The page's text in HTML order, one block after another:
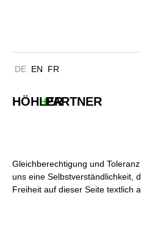
DE EN FR
HÖHLER
+PARTNER
Gleichberechtigung und
uns eine Selbstverständlichkeit,
Freiheit auf dieser Seite textlich